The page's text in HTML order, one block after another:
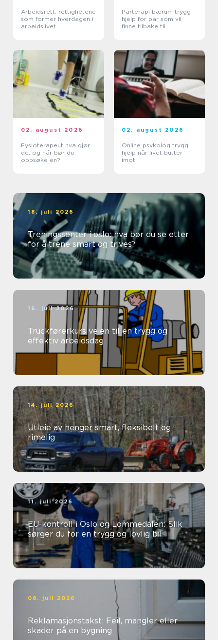
Arbeidsrett: rettighetene
som former hverdagen i
arbeidslivet
Parterapi bærum trygg
hjelp for par som vil
finne tilbake til
02. august 2026
Fysioterapeut hva gjør
de, og når bør du
oppsøke en?
02. august 2026
Online psykolog trygg
hjelp når livet butter
imot
18. juli 2026
Treningssenter i oslo: hva bør du se etter
for å trene smart og trives?
16. juli 2026
Truckførerkurs veien til en trygg og
effektiv arbeidsdag
14. juli 2026
Utleie av henger smart, fleksibelt og
rimelig
11. juli 2026
EU-kontroll i Oslo og Lommedalen: Slik
sørger du for en trygg og lovlig bil
08. juli 2026
Reklamasjonstakst: Feil, mangler eller
skader på en bygning